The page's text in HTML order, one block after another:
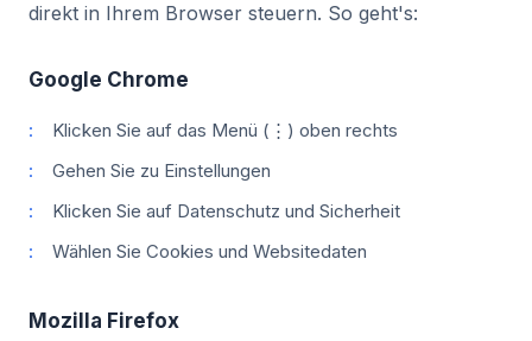
direkt in Ihrem Browser steuern. So geht's:
Google Chrome
Klicken Sie auf das Menü (⋮) oben rechts
Gehen Sie zu Einstellungen
Klicken Sie auf Datenschutz und Sicherheit
Wählen Sie Cookies und Websitedaten
Mozilla Firefox